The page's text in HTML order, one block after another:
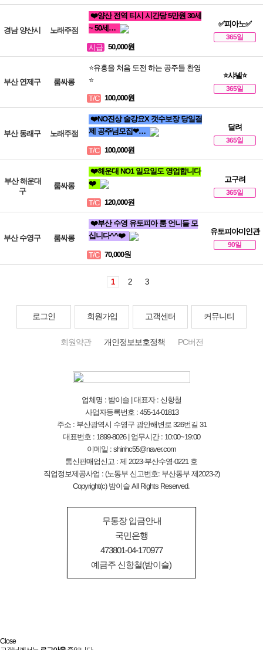
경남 양산시 노래주점
❤️양산 전역 티시 시간당 5만원 30세
~ 50세…
시급 50,000원
✅피아노✅
365일
부산 연제구 룸싸롱
⭐유흥을 처음 도전 하는 공주들 환영
⭐
T/C 100,000원
⭐샤넬⭐
365일
부산 동래구 노래주점
❤️NO진상 술강요X 갯수보장 당일결
제 공주님모집❤…
T/C 100,000원
달려
365일
부산 해운대
구
룸싸롱
❤️해운대 NO1 일요일도 영업합니다
❤️
T/C 120,000원
고구려
365일
부산 수영구 룸싸롱
❤️부산 수영 유토피아 룸 언니들 모
십니다^^❤️
T/C 70,000원
유토피아미인관
90일
1 2 3
로그인 회원가입 고객센터 커뮤니티
회원약관 개인정보보호정책 PC버전
업체명 : 밤이슬 | 대표자 : 신항철
사업자등록번호 : 455-14-01813
주소 : 부산광역시 수영구 광안해변로 326번길 31
대표번호 : 1899-8026 | 업무시간 : 10:00~19:00
이메일 : shinhc55@naver.com
통신판매업신고 : 제 2023-부산수영-0221 호
직업정보제공사업 : (노동부 신고번호: 부산동부 제2023-2)
Copyright(c) 밤이슬 All Rights Reserved.
무통장 입금안내
국민은행
473801-04-170977
예금주 신항철(밤이슬)
Close